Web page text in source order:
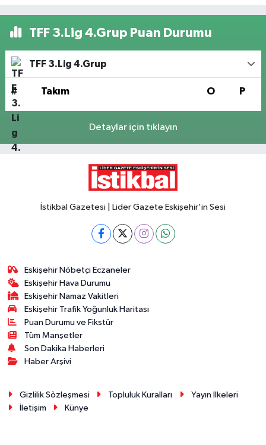
TFF 3.Lig 4.Grup Puan Durumu
TFF 3.Lig 4.Grup
# Takım O P
Detaylar için tıklayın
İstikbal Gazetesi | Lider Gazete Eskişehir'in Sesi
Eskişehir Nöbetçi Eczaneler
Eskişehir Hava Durumu
Eskişehir Namaz Vakitleri
Eskişehir Trafik Yoğunluk Haritası
Puan Durumu ve Fikstür
Tüm Manşetler
Son Dakika Haberleri
Haber Arşivi
Gizlilik Sözleşmesi Topluluk Kuralları
Yayın İlkeleri
İletişim
Künye